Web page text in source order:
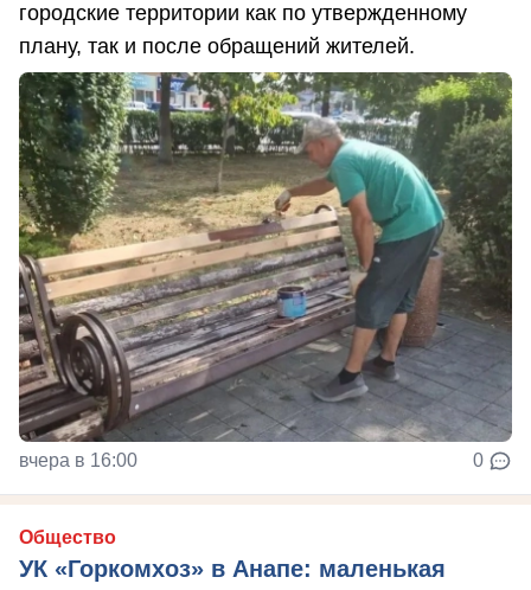
городские территории как по утвержденному
плану, так и после обращений жителей.
вчера в 16:00 0
Общество
УК «Горкомхоз» в Анапе: маленькая